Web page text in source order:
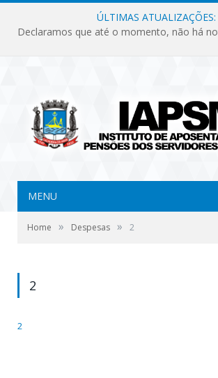
ÚLTIMAS ATUALIZAÇÕES:
MENU
Home » Despesas » 2
2
2